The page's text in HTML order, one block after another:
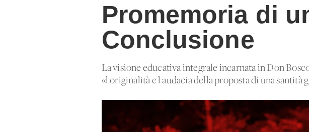
Promemoria di
Conclusione
La visione educativa integrale incarnata in Don
«l'originalità e l'audacia della proposta di una santità